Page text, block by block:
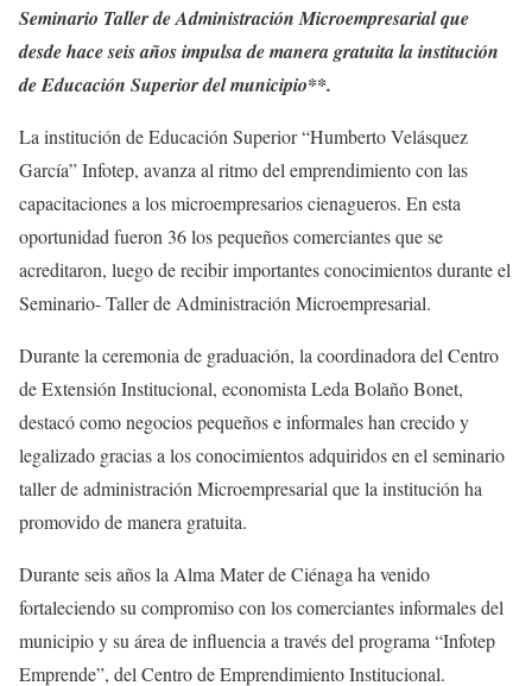
Seminario Taller de Administración Microempresarial que
desde hace seis años impulsa de manera gratuita la institución
de Educación Superior del municipio**.
La institución de Educación Superior “Humberto Velásquez
García” Infotep, avanza al ritmo del emprendimiento con las
capacitaciones a los microempresarios cienagueros. En esta
oportunidad fueron 36 los pequeños comerciantes que se
acreditaron, luego de recibir importantes conocimientos durante el
Seminario- Taller de Administración Microempresarial.
Durante la ceremonia de graduación, la coordinadora del Centro
de Extensión Institucional, economista Leda Bolaño Bonet,
destacó como negocios pequeños e informales han crecido y
legalizado gracias a los conocimientos adquiridos en el seminario
taller de administración Microempresarial que la institución ha
promovido de manera gratuita.
Durante seis años la Alma Mater de Ciénaga ha venido
fortaleciendo su compromiso con los comerciantes informales del
municipio y su área de influencia a través del programa “Infotep
Emprende”, del Centro de Emprendimiento Institucional.